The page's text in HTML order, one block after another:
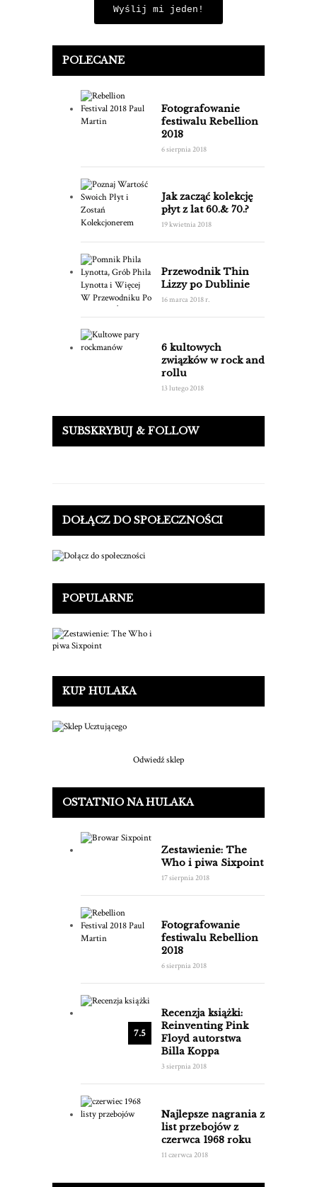
Wyślij mi jeden!
POLECANE
Fotografowanie
festiwalu Rebellion
2018
6 sierpnia 2018
Jak zacząć kolekcję
płyt z lat 60.& 70.?
19 kwietnia 2018
Przewodnik Thin
Lizzy po Dublinie
16 marca 2018 r.
6 kultowych
związków w rock and
rollu
13 lutego 2018
SUBSKRYBUJ & FOLLOW
DOŁĄCZ DO SPOŁECZNOŚCI
POPULARNE
KUP HULAKA
Odwiedź sklep
OSTATNIO NA HULAKA
Zestawienie: The
Who i piwa Sixpoint
17 sierpnia 2018
Fotografowanie
festiwalu Rebellion
2018
6 sierpnia 2018
7.5
Recenzja książki:
Reinventing Pink
Floyd autorstwa
Billa Koppa
3 sierpnia 2018
Najlepsze nagrania z
list przebojów z
czerwca 1968 roku
11 czerwca 2018